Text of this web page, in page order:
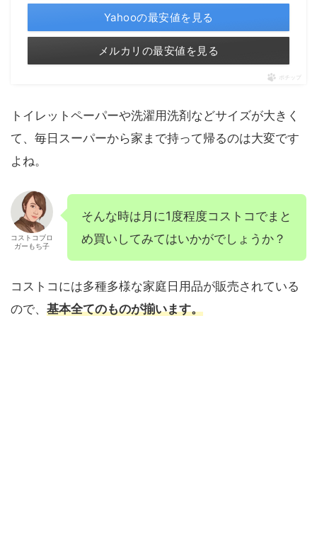
Yahooの最安値を見る
メルカリの最安値を見る
ポチップ
トイレットペーパーや洗濯用洗剤などサイズが大きく
て、毎日スーパーから家まで持って帰るのは大変です
よね。
コストコブロ
ガーもち子
そんな時は月に1度程度コストコでまと
め買いしてみてはいかがでしょうか？
コストコには多種多様な家庭日用品が販売されている
ので、 基本全てのものが揃います。